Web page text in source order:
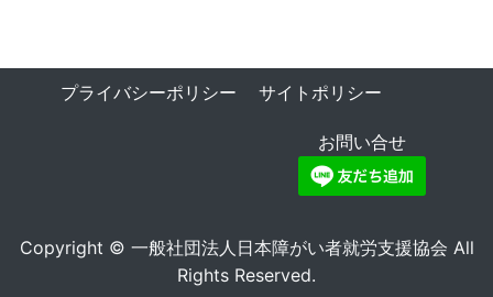
プライバシーポリシー サイトポリシー
お問い合せ
Copyright © 一般社団法人日本障がい者就労支援協会 All
Rights Reserved.